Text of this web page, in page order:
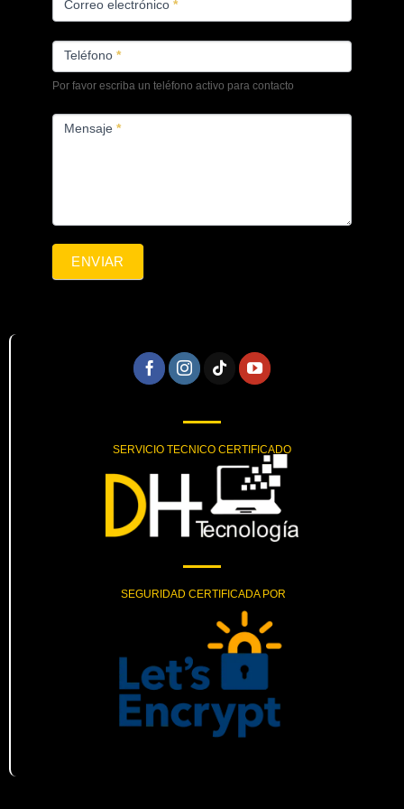
Correo electrónico*
Teléfono*
Por favor escriba un teléfono activo para contacto
Mensaje*
ENVIAR
SERVICIO TECNICO CERTIFICADO
SEGURIDAD CERTIFICADA POR